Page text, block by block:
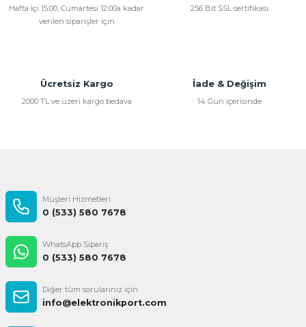
Hafta İçi 15:00, Cumartesi 12:00a kadar
verilen siparişler için
256 Bit SSL sertifikası
Ücretsiz Kargo
2000 TL ve üzeri kargo bedava
İade & Değişim
14 Gün içerisinde
Müşteri Hizmetleri
0 (533) 580 7678
WhatsApp Sipariş
0 (533) 580 7678
Diğer tüm sorularınız için
info@elektronikport.com